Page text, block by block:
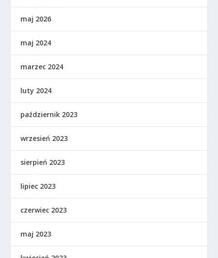
maj 2026
maj 2024
marzec 2024
luty 2024
październik 2023
wrzesień 2023
sierpień 2023
lipiec 2023
czerwiec 2023
maj 2023